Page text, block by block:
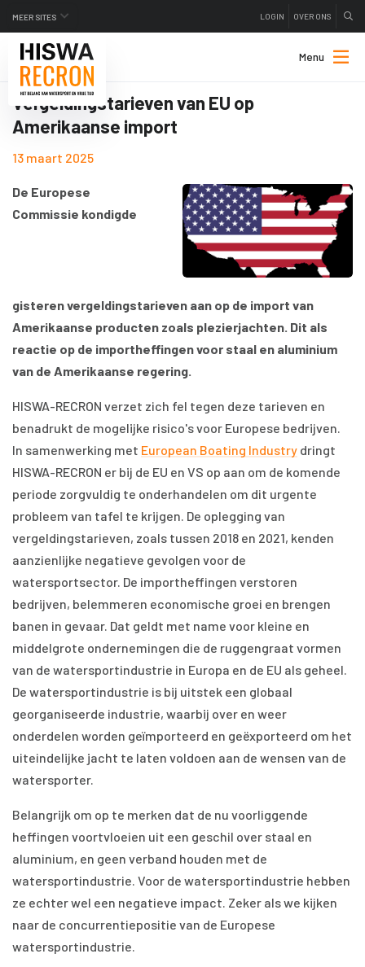
MEER SITES LOGIN OVER ONS
Menu
Vergeldingstarieven van EU op
Amerikaanse import
13 maart 2025
De Europese
Commissie kondigde
gisteren vergeldingstarieven aan op de import van
Amerikaanse producten zoals plezierjachten. Dit als
reactie op de importheffingen voor staal en aluminium
van de Amerikaanse regering.
HISWA-RECRON verzet zich fel tegen deze tarieven en
benadrukt de mogelijke risico's voor Europese bedrijven.
In samenwerking met European Boating Industry dringt
HISWA-RECRON er bij de EU en VS op aan om de komende
periode zorgvuldig te onderhandelen om dit urgente
probleem van tafel te krijgen. De oplegging van
vergeldingstarieven, zoals tussen 2018 en 2021, kenden
aanzienlijke negatieve gevolgen voor de
watersportsector. De importheffingen verstoren
bedrijven, belemmeren economische groei en brengen
banen in gevaar. Dat geldt met name voor kleine en
middelgrote ondernemingen die de ruggengraat vormen
van de watersportindustrie in Europa en de EU als geheel.
De watersportindustrie is bij uitstek een globaal
georganiseerde industrie, waarbij over en weer
onderdelen worden geïmporteerd en geëxporteerd om het
uiteindelijke jacht te laten voldoen aan de wensen van de
watersporter.
Belangrijk om op te merken dat de nu voorliggende
heffingen voortvloeien uit een geschil over staal en
aluminium, en geen verband houden met de
watersportindustrie. Voor de watersportindustrie hebben
ze echter wel een negatieve impact. Zeker als we kijken
naar de concurrentiepositie van de Europese
watersportindustrie.